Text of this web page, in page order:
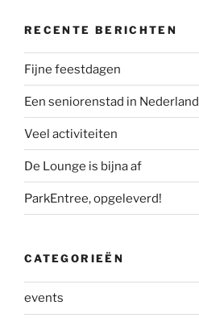
RECENTE BERICHTEN
Fijne feestdagen
Een seniorenstad in Nederland
Veel activiteiten
De Lounge is bijna af
ParkEntree, opgeleverd!
CATEGORIEËN
events